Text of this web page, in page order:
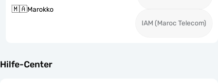
🇲🇦Marokko
IAM (Maroc Telecom)
Hilfe-Center